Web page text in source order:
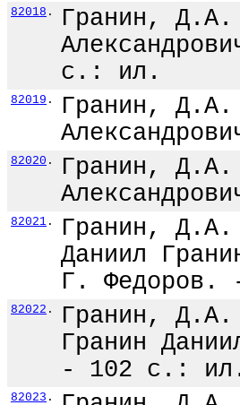
82018 .
Гранин, Д.А.
с.: ил.
82019 .
Гранин, Д.А.
82020 .
Гранин, Д.А.
82021 .
Гранин, Д.А.
Даниил
Г.
82022 .
Гранин, Д.А.
Гранин
- 102 с.:
82023 .